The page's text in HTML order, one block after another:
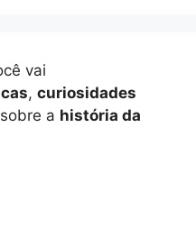
vai
, curiosidades
a história da